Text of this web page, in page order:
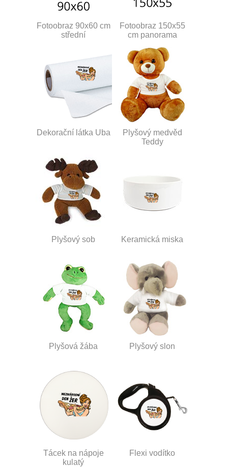
Fotoobraz 90x60 cm
střední
Fotoobraz 150x55
cm panorama
Dekorační látka Uba
Plyšový medvěd
Teddy
Plyšový sob Keramická miska
Plyšová žába Plyšový slon
Tácek na nápoje
kulatý
Flexi vodítko